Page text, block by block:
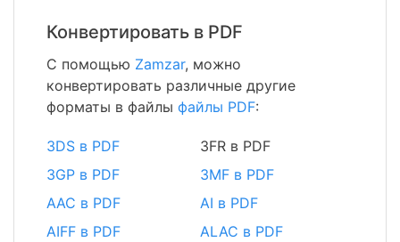
Конвертировать в PDF
С помощью Zamzar, можно
конвертировать различные другие
форматы в файлы файлы PDF:
3DS в PDF
3FR в PDF
3GP в PDF
3MF в PDF
AAC в PDF
AI в PDF
AIFF в PDF
ALAC в PDF